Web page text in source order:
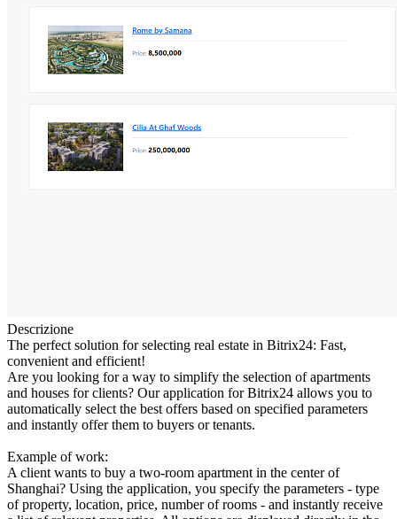
Descrizione
The perfect solution for selecting real estate in Bitrix24: Fast,
convenient and efficient!
Are you looking for a way to simplify the selection of apartments
and houses for clients? Our application for Bitrix24 allows you to
automatically select the best offers based on specified parameters
and instantly offer them to buyers or tenants.
Example of work:
A client wants to buy a two-room apartment in the center of
Shanghai? Using the application, you specify the parameters - type
of property, location, price, number of rooms - and instantly receive